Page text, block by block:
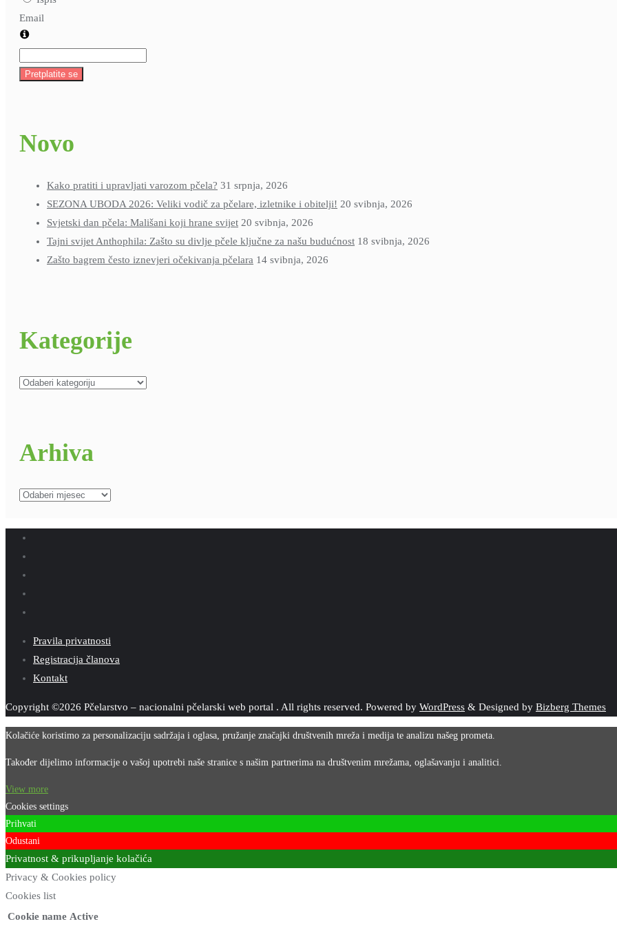
Email
Pretplatite se
Novo
Kako pratiti i upravljati varozom pčela? 31 srpnja, 2026
SEZONA UBODA 2026: Veliki vodič za pčelare, izletnike i obitelji! 20 svibnja, 2026
Svjetski dan pčela: Mališani koji hrane svijet 20 svibnja, 2026
Tajni svijet Anthophila: Zašto su divlje pčele ključne za našu budućnost 18 svibnja, 2026
Zašto bagrem često iznevjeri očekivanja pčelara 14 svibnja, 2026
Kategorije
Kategorije
Arhiva
Arhiva
Pravila privatnosti
Registracija članova
Kontakt
Copyright ©2026 Pčelarstvo – nacionalni pčelarski web portal . All rights reserved. Powered by WordPress & Designed by Bizberg Themes
Kolačiće koristimo za personalizaciju sadržaja i oglasa, pružanje značajki društvenih mreža i medija te analizu našeg prometa.
Također dijelimo informacije o vašoj upotrebi naše stranice s našim partnerima na društvenim mrežama, oglašavanju i analitici.
View more
Cookies settings
Prihvati
Odustani
Privatnost & prikupljanje kolačića
Privacy & Cookies policy
Cookies list
Cookie name Active